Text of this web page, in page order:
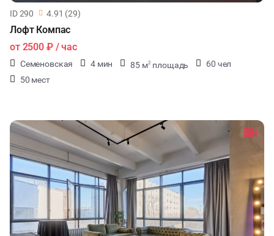
ID 290 4.91 (29)
Лофт Компас
от 2500 ₽/ час
Семеновская 4 мин 85 м2 площадь
60 чел
50 мест